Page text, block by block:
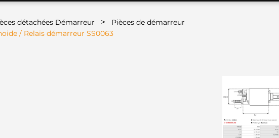
détachées Démarreur > Pièces de démarreur
/ Relais démarreur SS0063